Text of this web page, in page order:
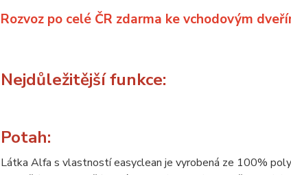
Rozvoz po celé ČR zdarma ke vchodovým
Nejdůležitější funkce:
Potah:
Látka Alfa s vlastností easyclean je vyrobená ze 100%